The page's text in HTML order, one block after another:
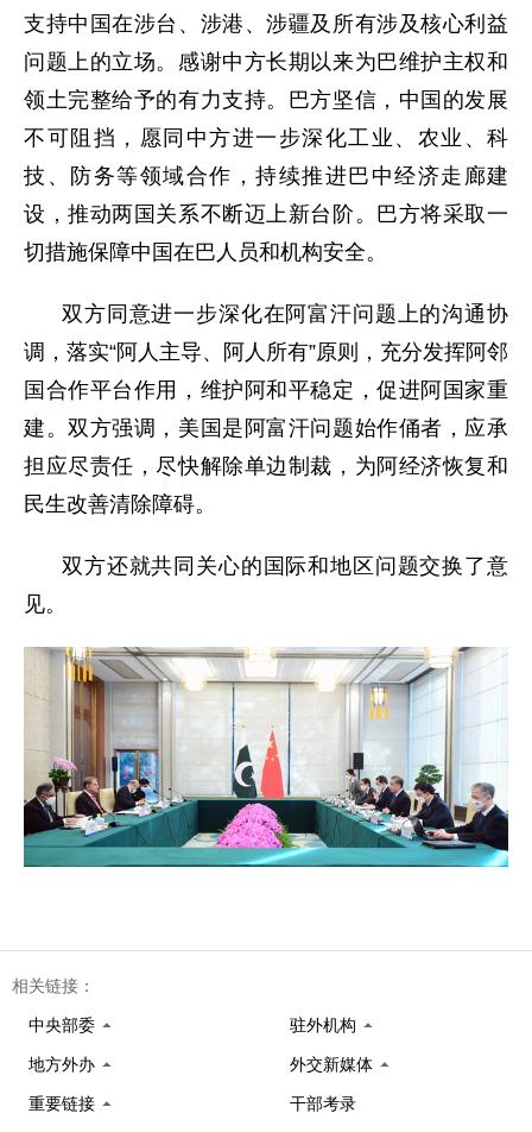
支持中国在涉台、涉港、涉疆及所有涉及核心利益
问题上的立场。感谢中方长期以来为巴维护主权和
领土完整给予的有力支持。巴方坚信，中国的发展
不可阻挡，愿同中方进一步深化工业、农业、科
技、防务等领域合作，持续推进巴中经济走廊建
设，推动两国关系不断迈上新台阶。巴方将采取一
切措施保障中国在巴人员和机构安全。
双方同意进一步深化在阿富汗问题上的沟通协
调，落实“阿人主导、阿人所有”原则，充分发挥阿邻
国合作平台作用，维护阿和平稳定，促进阿国家重
建。双方强调，美国是阿富汗问题始作俑者，应承
担应尽责任，尽快解除单边制裁，为阿经济恢复和
民生改善清除障碍。
双方还就共同关心的国际和地区问题交换了意
见。
相关链接：
中央部委 驻外机构
地方外办 外交新媒体
重要链接 干部考录